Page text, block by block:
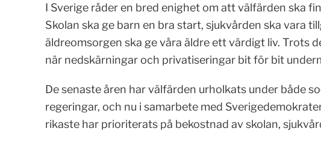
I Sverige råder en bred enighet om att välfärden ska
Skolan ska ge barn en bra start, sjukvården ska vara
äldreomsorgen ska ge våra äldre ett värdigt liv. Trots
när nedskärningar och privatiseringar bit för bit
De senaste åren har välfärden urholkats under både
regeringar, och nu i samarbete med
rikaste har prioriterats på bekostnad av skolan,